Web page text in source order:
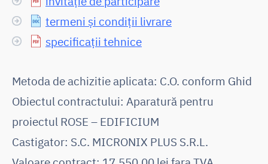
termeni și condiții livrare
specificații tehnice
Metoda de achizitie aplicata: C.O. conform Ghid
Obiectul contractului: Aparatură pentru
proiectul ROSE – EDIFICIUM
Castigator: S.C. MICRONIX PLUS S.R.L.